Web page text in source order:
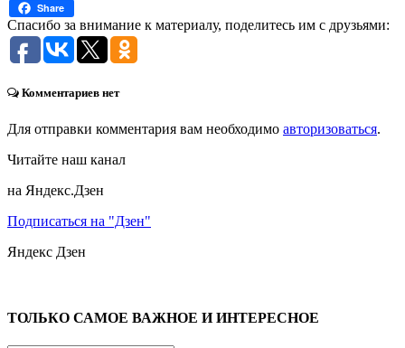
Share
Спасибо за внимание к материалу, поделитесь им с друзьями:
Комментариев нет
Для отправки комментария вам необходимо авторизоваться.
Читайте наш канал
на Яндекс.Дзен
Подписаться на "Дзен"
Яндекс Дзен
ТОЛЬКО САМОЕ ВАЖНОЕ И ИНТЕРЕСНОЕ